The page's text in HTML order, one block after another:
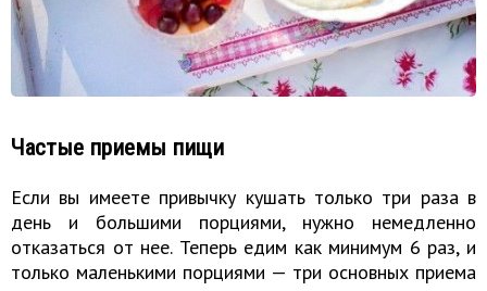
Частые приемы пищи
Если вы имеете привычку кушать только три раза в
день и большими порциями, нужно немедленно
отказаться от нее. Теперь едим как минимум 6 раз, и
только маленькими порциями — три основных приема